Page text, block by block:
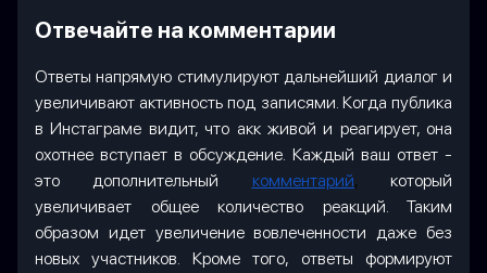
Отвечайте на комментарии
Ответы напрямую стимулируют дальнейший диалог и
увеличивают активность под записями. Когда публика
в Инстаграме видит, что акк живой и реагирует, она
охотнее вступает в обсуждение. Каждый ваш ответ -
это дополнительный комментарий,который
увеличивает общее количество реакций. Таким
образом идет увеличение вовлеченности даже без
новых участников. Кроме того, ответы формируют